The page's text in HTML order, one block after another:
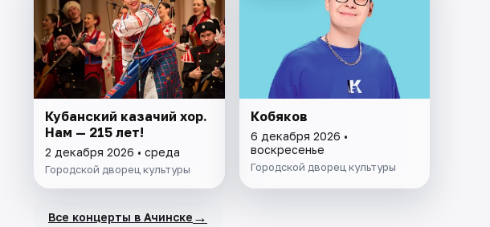
Кубанский казачий хор.
Нам — 215 лет!
2 декабря 2026 • среда
Городской дворец культуры
Кобяков
6 декабря 2026 •
воскресенье
Городской дворец культуры
Все концерты в Ачинске →